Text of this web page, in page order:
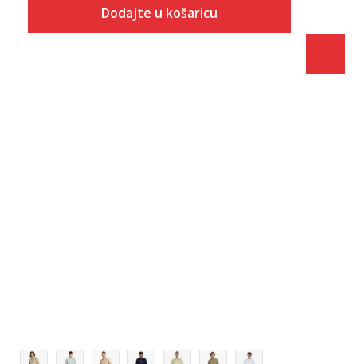
Dodajte u košaricu